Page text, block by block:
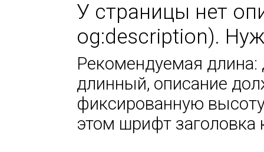
У страницы нет
og:description).
Рекомендуемая длина:
длинный, описание
фиксированную
этом шрифт заголовка